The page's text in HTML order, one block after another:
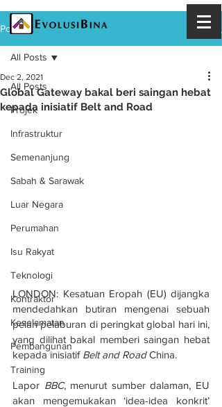
Post
All Posts
Projek
Infrastruktur
Semenanjung
Sabah & Sarawak
Luar Negara
Perumahan
Isu Rakyat
Teknologi
Kontraktor
Keselamatan
Pembangunan
Training
All Posts
Global Gateway bakal beri saingan hebat
kepada inisiatif Belt and Road
Dec 2, 2021
LONDON: Kesatuan Eropah (EU) dijangka
mendedahkan butiran mengenai sebuah
pelan pelaburan di peringkat global hari ini,
yang dilihat bakal memberi saingan hebat
kepada inisiatif Belt and Road China.
Lapor BBC, menurut sumber dalaman, EU
akan mengemukakan ‘idea-idea konkrit’